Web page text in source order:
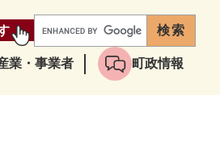
業・事業者 町政情報